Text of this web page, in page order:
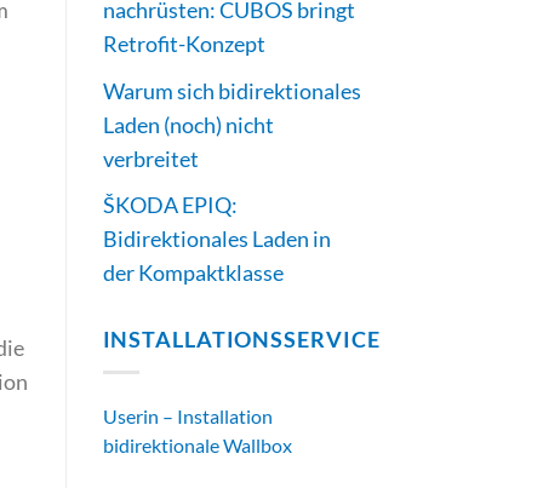
nachrüsten: CUBOS bringt
Retrofit-Konzept
Warum sich bidirektionales
Laden (noch) nicht
verbreitet
ŠKODA EPIQ:
Bidirektionales Laden in
der Kompaktklasse
INSTALLATIONSSERVICE
Userin – Installation
bidirektionale Wallbox